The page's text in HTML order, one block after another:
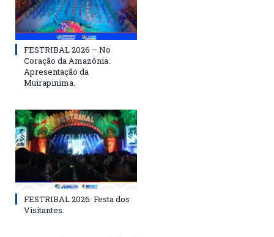
FESTRIBAL 2026 – No
Coração da Amazônia.
Apresentação da
Muirapinima.
FESTRIBAL 2026: Festa dos
Visitantes.